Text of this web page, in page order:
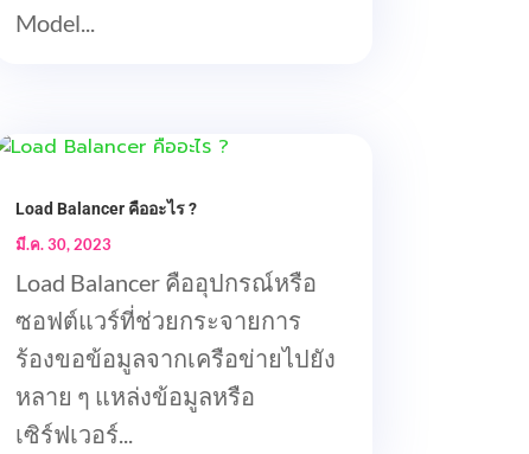
Model...
Load Balancer คืออะไร ?
มี.ค. 30, 2023
Load Balancer คืออุปกรณ์หรือ
ซอฟต์แวร์ที่ช่วยกระจายการ
ร้องขอข้อมูลจากเครือข่ายไปยัง
หลาย ๆ แหล่งข้อมูลหรือ
เซิร์ฟเวอร์...